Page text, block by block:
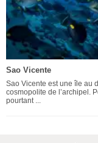
Sao Vicente
Sao Vicente est une île au
cosmopolite de l’archipel.
pourtant ...